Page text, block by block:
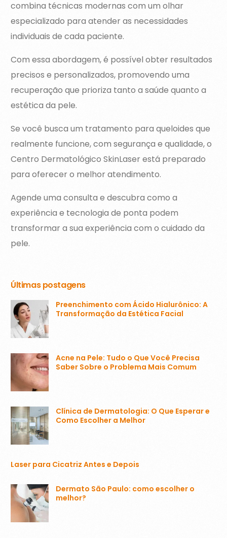
combina técnicas modernas com um olhar
especializado para atender as necessidades
individuais de cada paciente.
Com essa abordagem, é possível obter resultados
precisos e personalizados, promovendo uma
recuperação que prioriza tanto a saúde quanto a
estética da pele.
Se você busca um tratamento para queloides que
realmente funcione, com segurança e qualidade, o
Centro Dermatológico SkinLaser está preparado
para oferecer o melhor atendimento.
Agende uma consulta e descubra como a
experiência e tecnologia de ponta podem
transformar a sua experiência com o cuidado da
pele.
Últimas postagens
Preenchimento com Ácido Hialurônico: A
Transformação da Estética Facial
Acne na Pele: Tudo o Que Você Precisa
Saber Sobre o Problema Mais Comum
Clínica de Dermatologia: O Que Esperar e
Como Escolher a Melhor
Laser para Cicatriz Antes e Depois
Dermato São Paulo: como escolher o
melhor?